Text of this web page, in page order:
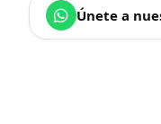
Únete a